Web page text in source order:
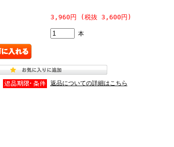
3,960円 (税抜 3,600円)
本
返品についての詳細はこちら